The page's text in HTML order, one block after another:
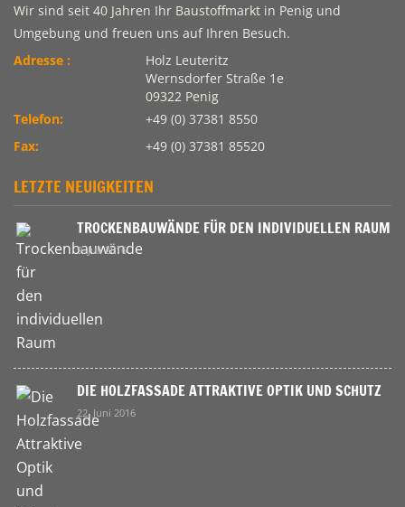
Wir sind seit 40 Jahren Ihr Baustoffmarkt in Penig und
Umgebung und freuen uns auf Ihren Besuch.
Adresse :
Holz Leuteritz
Wernsdorfer Straße 1e
09322 Penig
Telefon:
+49 (0) 37381 8550
Fax:
+49 (0) 37381 85520
LETZTE NEUIGKEITEN
TROCKENBAUWÄNDE FÜR DEN INDIVIDUELLEN RAUM
9. Juli 2016
DIE HOLZFASSADE ATTRAKTIVE OPTIK UND SCHUTZ
22. Juni 2016